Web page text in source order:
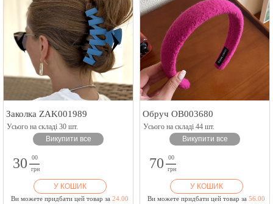
Заколка ZAK001989
Усього на складі 30 шт.
Викупити все
30
00
грн
У КОШИК
Ви можете придбати цей товар за 24.00
Обруч OB003680
Усього на складі 44 шт.
Викупити все
70
00
грн
У КОШИК
Ви можете придбати цей товар за 56.00